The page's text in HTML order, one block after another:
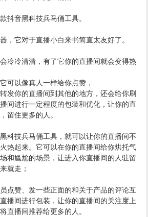
抖音黑科技兵马俑工具。
，它对于直播小白来书简直太友好了。
冷冷清清，有了它你的直播间就会变得热
可以像真人一样给你点赞，
发你的直播间到其他的地方，还会给你刷
间进行一定程度的包装和优化，让你的直
留住更多的人。
科技兵马俑工具，就可以让你的直播间不
热起来。它可以在你的直播间给你烘托气
和尴尬的场景，让进入你直播间的人驻留
就走；
点赞、发一些正面的和关于产品的评论互
播间进行包装，让你的直播间的关注度上
直播间推荐给更多的人。